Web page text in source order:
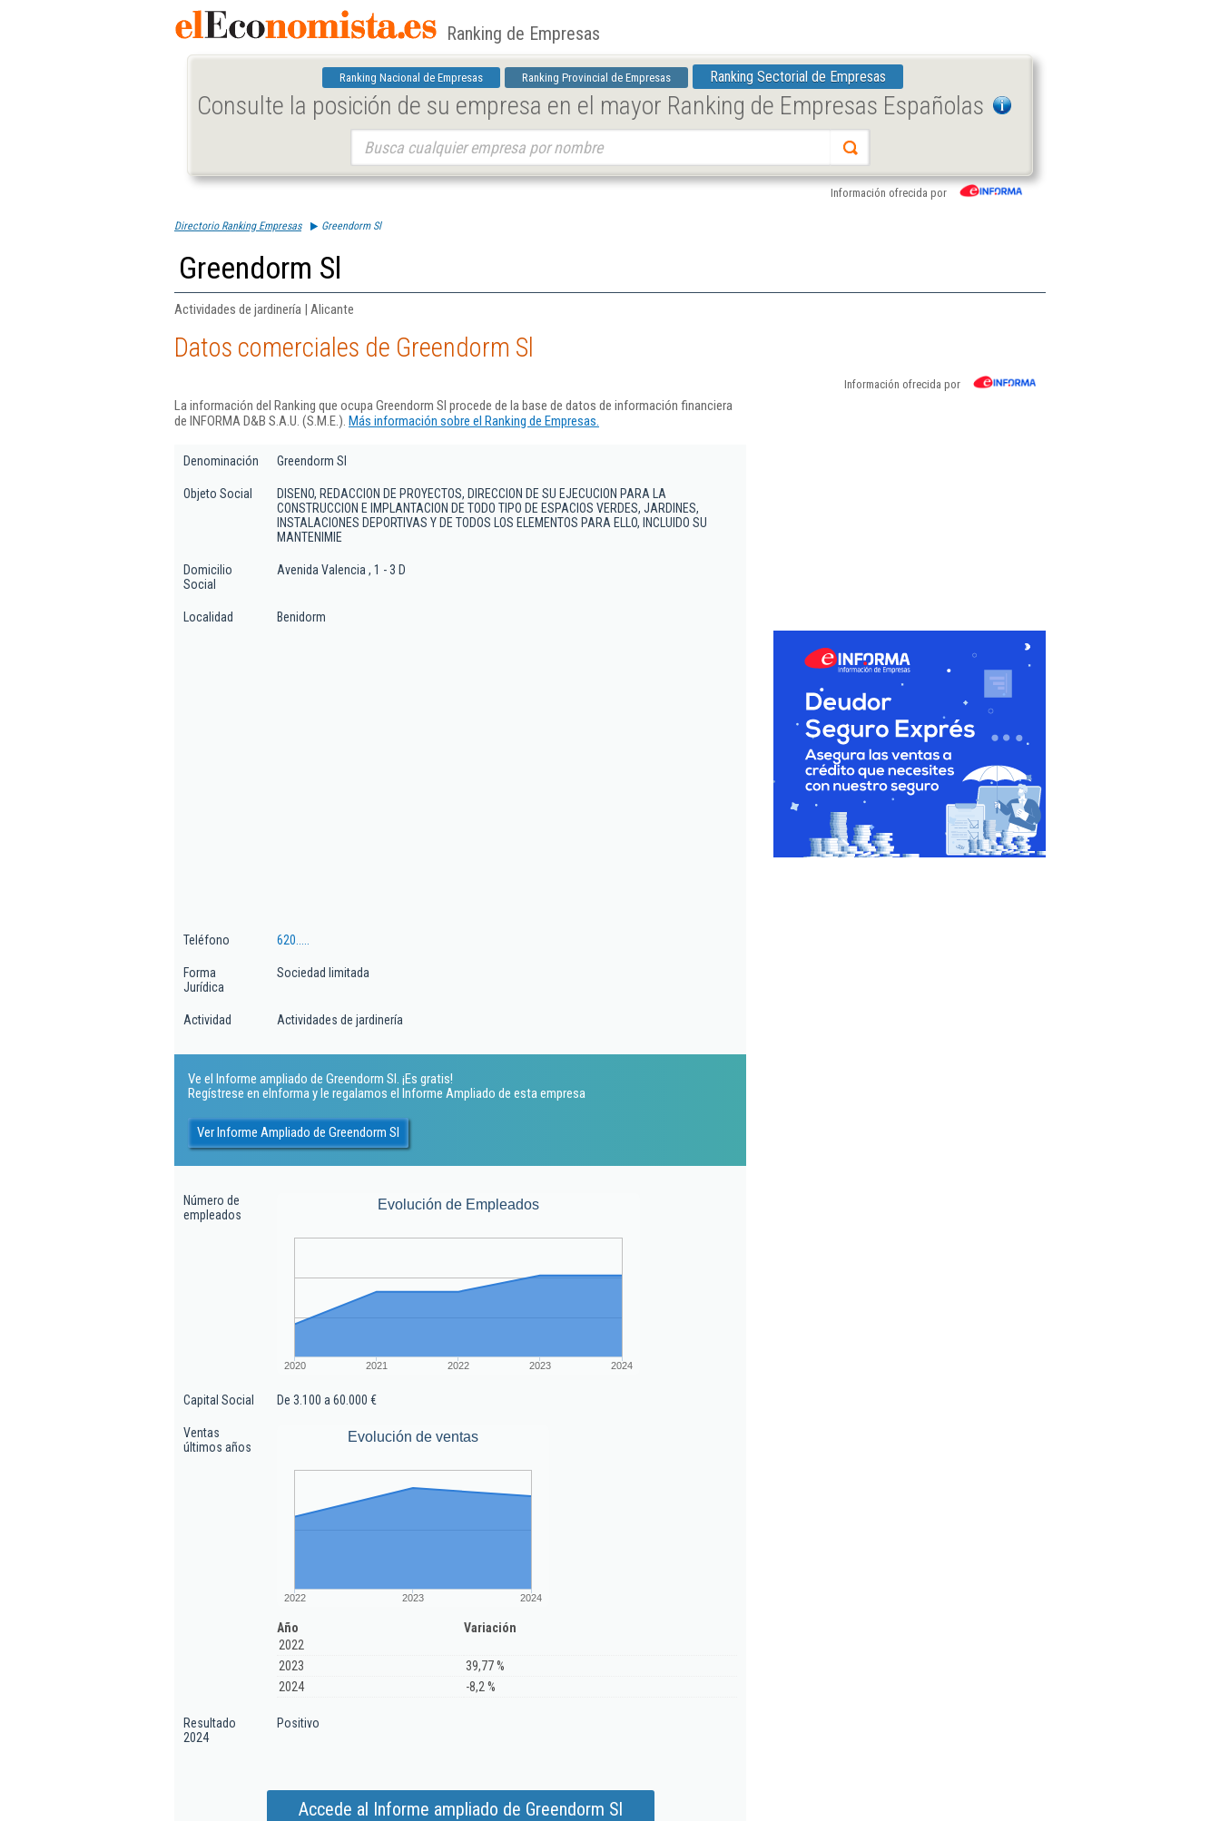
Ranking de Empresas
Ranking Nacional de Empresas Ranking Provincial de Empresas Ranking Sectorial de Empresas
Consulte la posición de su empresa en el mayor Ranking de Empresas Españolas
Información ofrecida por
Directorio Ranking Empresas Greendorm Sl
Greendorm Sl
Actividades de jardinería | Alicante
Datos comerciales de Greendorm Sl
Información ofrecida por
La información del Ranking que ocupa Greendorm Sl procede de la base de datos de información financiera
de INFORMA D&B S.A.U. (S.M.E.). Más información sobre el Ranking de Empresas.
Denominación Greendorm Sl
Objeto Social
DISENO, REDACCION DE PROYECTOS, DIRECCION DE SU EJECUCION PARA LA
CONSTRUCCION E IMPLANTACION DE TODO TIPO DE ESPACIOS VERDES, JARDINES,
INSTALACIONES DEPORTIVAS Y DE TODOS LOS ELEMENTOS PARA ELLO, INCLUIDO SU
MANTENIMIE
Domicilio
Social
Avenida Valencia , 1 - 3 D
Localidad Benidorm
Teléfono 620.....
Forma
Jurídica
Sociedad limitada
Actividad Actividades de jardinería
Ve el Informe ampliado de Greendorm Sl. ¡Es gratis!
Regístrese en eInforma y le regalamos el Informe Ampliado de esta empresa
Ver Informe Ampliado de Greendorm Sl
Número de
empleados
Evolución de Empleados
2020 2021 2022 2023 2024
Capital Social De 3.100 a 60.000 €
Ventas
últimos años
Evolución de ventas
2022 2023 2024
Año
Variación
2022
2023
39,77 %
2024
-8,2 %
Resultado
2024
Positivo
Accede al Informe ampliado de Greendorm Sl